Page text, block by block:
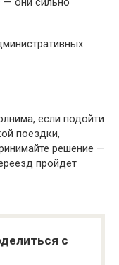
если подойти
поездки,
решение —
пройдет
с